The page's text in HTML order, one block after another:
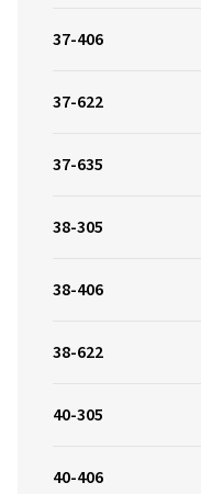
37-406
37-622
37-635
38-305
38-406
38-622
40-305
40-406